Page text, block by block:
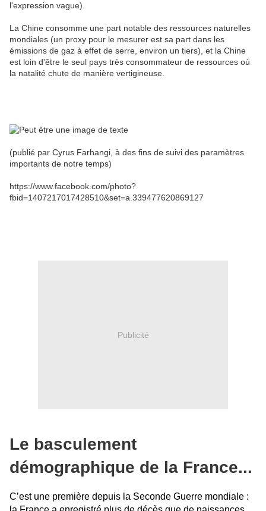
l'expression vague).
La Chine consomme une part notable des ressources naturelles
mondiales (un proxy pour le mesurer est sa part dans les
émissions de gaz à effet de serre, environ un tiers), et la Chine
est loin d'être le seul pays très consommateur de ressources où
la natalité chute de manière vertigineuse.
(publié par Cyrus Farhangi, à des fins de suivi des paramètres
importants de notre temps)
https://www.facebook.com/photo?
fbid=1407217017428510&set=a.339477620869127
Publicité
Le basculement
démographique de la France...
C’est une première depuis la Seconde Guerre mondiale :